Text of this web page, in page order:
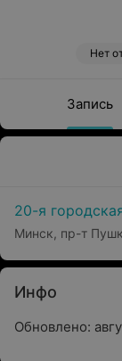
Нет
Запись
20-я
Минск, пр-т
Инфо
Обновлено: